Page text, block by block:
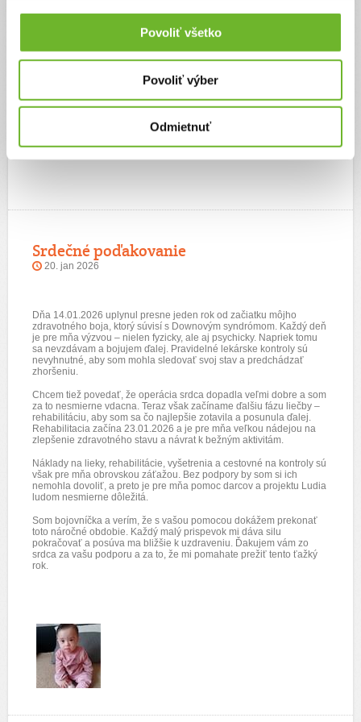
Povoliť všetko
Povoliť výber
Odmietnuť
Dňa 23. marca nás čaká kontrola v Bratislava, kde lekári zhodnotia
jej zdravotný stav a určia ďalší postup. Na túto kontrolu sa
pripravujeme s pokorou a nádejou, že výsledky budú priaznivé.
Z celého srdca ďakujeme platforme ĽudiaĽuďom.sk za možnosť
osloviť dobrých ľudí a za sprostredkovanie pomoci. Obrovská vďaka
patrí aj všetkým darcom, ktorí nám finančne aj morálne pomáhajú.
viac, než sa dá slovami vyjadriť.
Ďakujeme, že stojíte pri nás.❤️
Srdečné poďakovanie
20. jan 2026
Dňa 14.01.2026 uplynul presne jeden rok od začiatku môjho
zdravotného boja, ktorý súvisí s Downovým syndrómom. Každý deň
je pre mňa výzvou – nielen fyzicky, ale aj psychicky. Napriek tomu
sa nevzdávam a bojujem ďalej. Pravidelné lekárske kontroly sú
nevyhnutné, aby som mohla sledovať svoj stav a predchádzať
zhoršeniu.
Chcem tiež povedať, že operácia srdca dopadla veľmi dobre a som
za to nesmierne vdacna. Teraz však začíname ďalšiu fázu liečby –
rehabilitáciu, aby som sa čo najlepšie zotavila a posunula ďalej.
Rehabilitacia začína 23.01.2026 a je pre mňa veľkou nádejou na
zlepšenie zdravotného stavu a návrat k bežným aktivitám.
Náklady na lieky, rehabilitácie, vyšetrenia a cestovné na kontroly sú
však pre mňa obrovskou záťažou. Bez podpory by som si ich
nemohla dovoliť, a preto je pre mňa pomoc darcov a projektu Ludia
ludom nesmierne dôležitá.
Som bojovníčka a verím, že s vašou pomocou dokážem prekonať
toto náročné obdobie. Každý malý prispevok mi dáva silu
pokračovať a posúva ma bližšie k uzdraveniu. Ďakujem vám zo
srdca za vašu podporu a za to, že mi pomahate prežiť tento ťažký
rok.